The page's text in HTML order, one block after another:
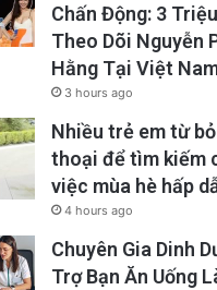
Chấn Động: 3
Theo Dõi Nguyễn
Hằng Tại Việt
3 hours ago
Nhiều trẻ em từ
thoại để tìm kiếm
việc mùa hè hấp
4 hours ago
Chuyên Gia Dinh
Trợ Bạn Ăn Uống